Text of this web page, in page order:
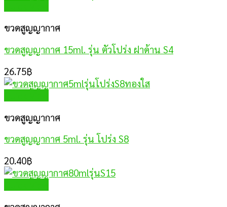
ขวดสูญญากาศ
ขวดสูญญากาศ 15ml. รุ่น ตัวโปร่ง ฝาด้าน S4
26.75฿
ขวดสูญญากาศ
ขวดสูญญากาศ 5ml. รุ่น โปร่ง S8
20.40฿